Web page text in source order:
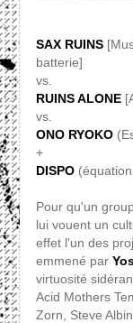
SAX RUINS
batterie]
vs.
RUINS ALONE
vs.
ONO RYOKO
+
DISPO(équation
Pour qu'un
lui vouent un
effet l'un des
emmené par
virtuosité
Acid Mothers
Zorn, Steve